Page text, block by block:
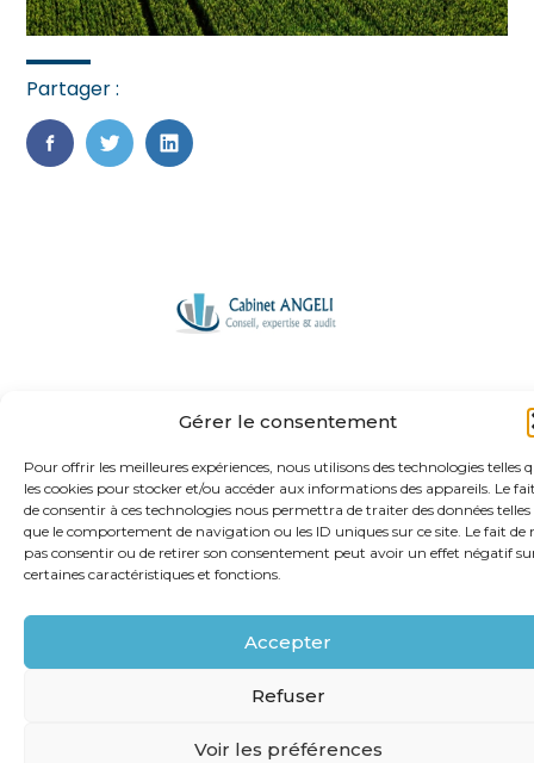
Gérer le consentement
Pour offrir les meilleures expériences, nous utilisons des technologies telles
les cookies pour stocker et/ou accéder aux informations des appareils. Le
de consentir à ces technologies nous permettra de traiter des données telles
que le comportement de navigation ou les ID uniques sur ce site. Le fait de
pas consentir ou de retirer son consentement peut avoir un effet négatif
certaines caractéristiques et fonctions.
Accepter
Refuser
Voir les préférences
Partager :
FaceBook
TwitterLinkedIn
Principale
Footer
PLAN DU SITE
MENTIONS LÉGALES
Conception et réalisationClasse 7